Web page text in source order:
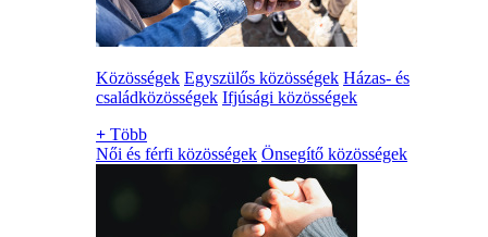
Közösségek Egyszülős közösségek Házas- és
családközösségek Ifjúsági közösségek
+ Több
Női és férfi közösségek Önsegítő közösségek